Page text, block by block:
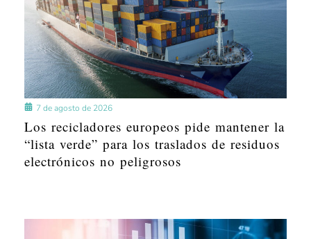
7 de agosto de 2026
Los recicladores europeos pide mantener la
“lista verde” para los traslados de residuos
electrónicos no peligrosos